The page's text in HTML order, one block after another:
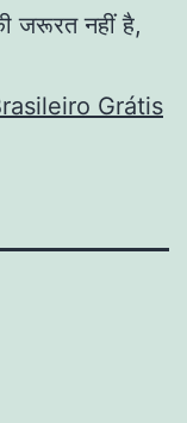
जरूरत नहीं है,
Grátis